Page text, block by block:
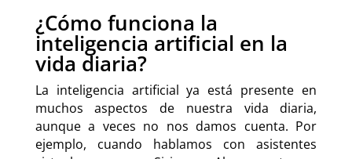
¿Cómo funciona la
inteligencia artificial en la
vida diaria?
La inteligencia artificial ya está presente en
muchos aspectos de nuestra vida diaria,
aunque a veces no nos damos cuenta. Por
ejemplo, cuando hablamos con asistentes